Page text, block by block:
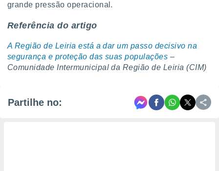
grande pressão operacional.
Referência do artigo
A Região de Leiria está a dar um passo decisivo na
segurança e proteção das suas populações –
Comunidade Intermunicipal da Região de Leiria (CIM)
Partilhe no: